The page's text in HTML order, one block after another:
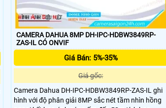
CAMERA DAHUA 8MP DH-IPC-HDBW3849RP-
ZAS-IL CÓ ONVIF
Giá Bán: 5%-35%
Giá gốc:
Camera Dahua DH-IPC-HDBW3849RP-ZAS-IL ghi
hình với độ phân giải 8MP sắc nét tầm nhìn hồng